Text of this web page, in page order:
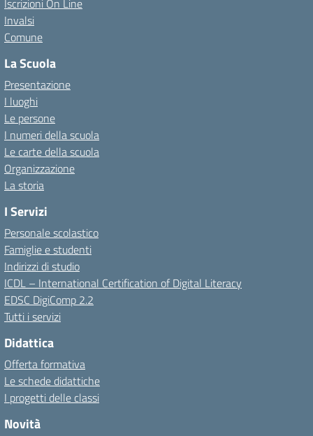
Iscrizioni On Line
Invalsi
Comune
La Scuola
Presentazione
I luoghi
Le persone
I numeri della scuola
Le carte della scuola
Organizzazione
La storia
I Servizi
Personale scolastico
Famiglie e studenti
Indirizzi di studio
ICDL – International Certification of Digital Literacy
EDSC DigiComp 2.2
Tutti i servizi
Didattica
Offerta formativa
Le schede didattiche
I progetti delle classi
Novità